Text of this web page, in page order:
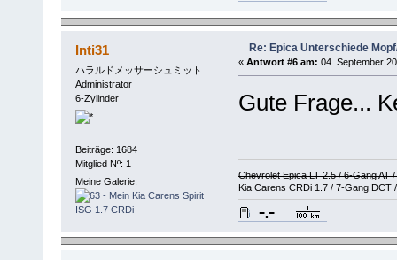
Inti31
ハラルドメッサーシュミット
Administrator
6-Zylinder
Beiträge: 1684
Mitglied Nº: 1
Meine Galerie:
Re: Epica Unterschiede
« Antwort #6 am: 04. September
Gute Frage...
Chevrolet Epica LT 2.5 / 6-Gang AT
Kia Carens CRDi 1.7 / 7-Gang DCT